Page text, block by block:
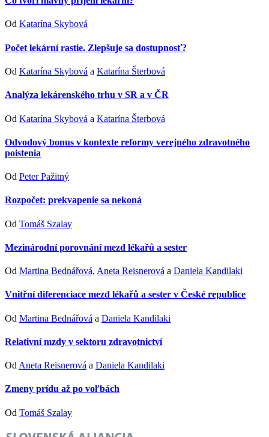
Od Katarína Skybová
Počet lekární rastie. Zlepšuje sa dostupnosť?
Od Katarína Skybová a Katarína Šterbová
Analýza lekárenského trhu v SR a v ČR
Od Katarína Skybová a Katarína Šterbová
Odvodový bonus v kontexte reformy verejného zdravotného
poistenia
Od Peter Pažitný
Rozpočet: prekvapenie sa nekoná
Od Tomáš Szalay
Mezinárodní porovnání mezd lékařů a sester
Od Martina Bednářová, Aneta Reisnerová a Daniela Kandilaki
Vnitřní diferenciace mezd lékařů a sester v České republice
Od Martina Bednářová a Daniela Kandilaki
Relativní mzdy v sektoru zdravotnictví
Od Aneta Reisnerová a Daniela Kandilaki
Zmeny prídu až po voľbách
Od Tomáš Szalay